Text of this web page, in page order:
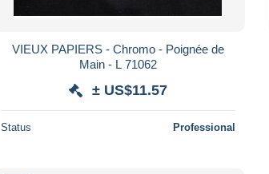
VIEUX PAPIERS - Chromo - Poignée de
Main - L 71062
± US$11.57
Status Professional